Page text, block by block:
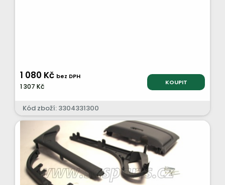
1 080 Kč bez DPH
1 307 Kč KOUPIT
Kód zboží: 3304331300